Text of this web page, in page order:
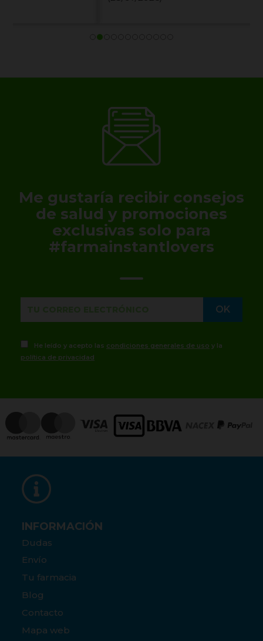
Me gustaría recibir consejos
de salud y promociones
exclusivas solo para
#farmainstantlovers
He leído y acepto las condiciones generales de uso y la
política de privacidad
INFORMACIÓN
Dudas
Envío
Tu farmacia
Blog
Contacto
Mapa web